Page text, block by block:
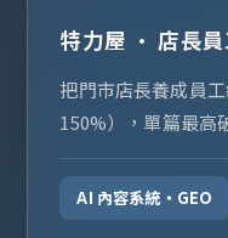
特力屋 · 店長員
把門市店長養成員
150%），單篇最高
AI 內容系統・GEO